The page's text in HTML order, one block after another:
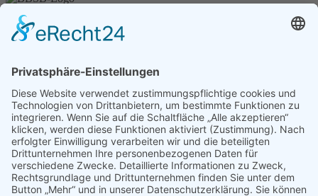
Unser Angebot
Shop
Datenschutz
Kontakt
Transparenzerklärung
BBSB-Inform: täglich aktualisierte Infos
für sehbehinderte und blinde Menschen
Anmeldung Newsletter BBSB-Inform